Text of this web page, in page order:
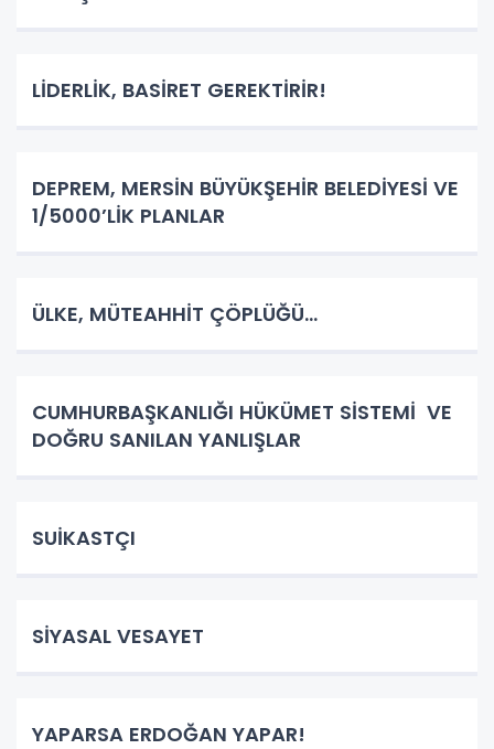
LİDERLİK, BASİRET GEREKTİRİR!
DEPREM, MERSİN BÜYÜKŞEHİR BELEDİYESİ VE
1/5000’LİK PLANLAR
ÜLKE, MÜTEAHHİT ÇÖPLÜĞÜ…
CUMHURBAŞKANLIĞI HÜKÜMET SİSTEMİ VE
DOĞRU SANILAN YANLIŞLAR
SUİKASTÇI
SİYASAL VESAYET
YAPARSA ERDOĞAN YAPAR!